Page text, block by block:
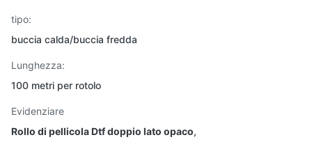
tipo:
buccia calda/buccia fredda
Lunghezza:
100 metri per rotolo
Evidenziare
Rollo di pellicola Dtf doppio lato opaco,